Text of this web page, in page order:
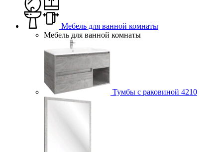
Мебель для ванной комнаты
Мебель для ванной комнаты
Тумбы с раковиной 4210